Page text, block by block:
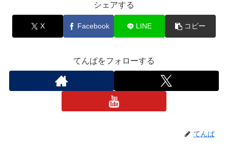
シェアする
X Facebook LINE コピー
てんぱをフォローする
てんぱ